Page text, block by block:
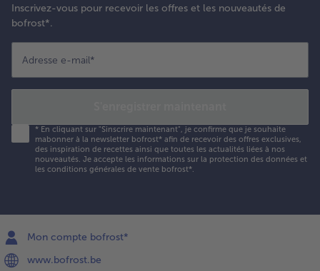
Inscrivez-vous pour recevoir les offres et les nouveautés de
bofrost*.
Adresse e-mail*
* En cliquant sur "Sinscrire maintenant", je confirme que je souhaite
mabonner à la newsletter bofrost* afin de recevoir des offres exclusives,
des inspiration de recettes ainsi que toutes les actualités liées à nos
nouveautés. Je accepte les informations sur la protection des données et
les conditions générales de vente bofrost*.
Mon compte bofrost*
www.bofrost.be